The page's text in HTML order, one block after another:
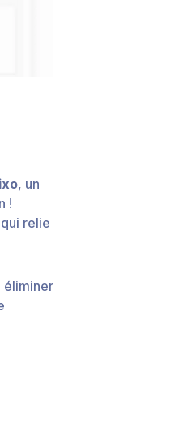
, un
!
relie
éliminer